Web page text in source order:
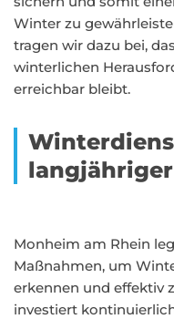
Winter zu
tragen wir dazu bei,
winterlichen
erreichbar bleibt.
Monheim am Rhein
Maßnahmen, um
erkennen und effektiv
investiert